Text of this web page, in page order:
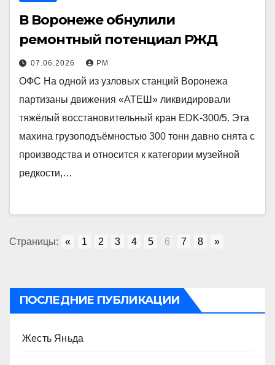
В Воронеже обнулили
ремонтный потенциал РЖД
07.06.2026 РМ
ОФС На одной из узловых станций Воронежа
партизаны движения «АТЕШ» ликвидировали
тяжёлый восстановительный кран EDK-300/5. Эта
махина грузоподъёмностью 300 тонн давно снята с
производства и относится к категории музейной
редкости,…
Страницы: « 1 2 3 4 5 6 7 8 »
ПОСЛЕДНИЕ ПУБЛИКАЦИИ
Жесть Яньда